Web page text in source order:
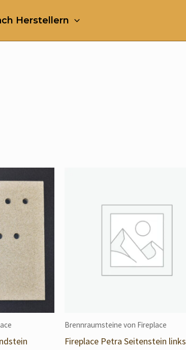
Herstellern
Brennraumsteine von Fireplace
Fireplace Petra Seitenstein links